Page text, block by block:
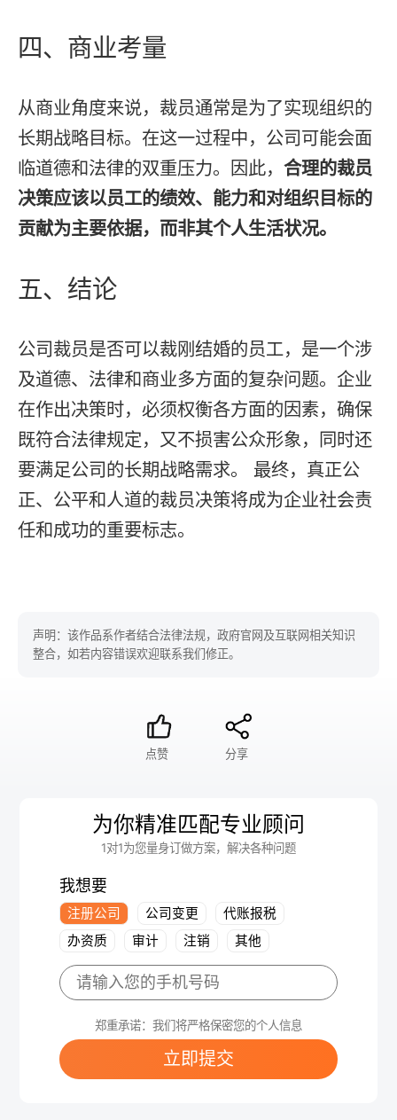
四、商业考量
从商业角度来说，裁员通常是为了实现组织的
长期战略目标。在这一过程中，公司可能会面
临道德和法律的双重压力。因此，合理的裁员
决策应该以员工的绩效、能力和对组织目标的
贡献为主要依据，而非其个人生活状况。
五、结论
公司裁员是否可以裁刚结婚的员工，是一个涉
及道德、法律和商业多方面的复杂问题。企业
在作出决策时，必须权衡各方面的因素，确保
既符合法律规定，又不损害公众形象，同时还
要满足公司的长期战略需求。 最终，真正公
正、公平和人道的裁员决策将成为企业社会责
任和成功的重要标志。
声明：该作品系作者结合法律法规，政府官网及互联网相关知识
整合，如若内容错误欢迎联系我们修正。
点赞 分享
为你精准匹配专业顾问
1对1为您量身订做方案，解决各种问题
我想要
注册公司 公司变更
代账报税
办资质
审计 注销 其他
郑重承诺：我们将严格保密您的个人信息
立即提交